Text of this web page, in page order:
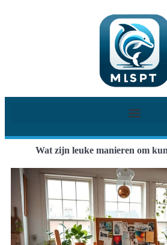
Wat zijn leuke manieren om